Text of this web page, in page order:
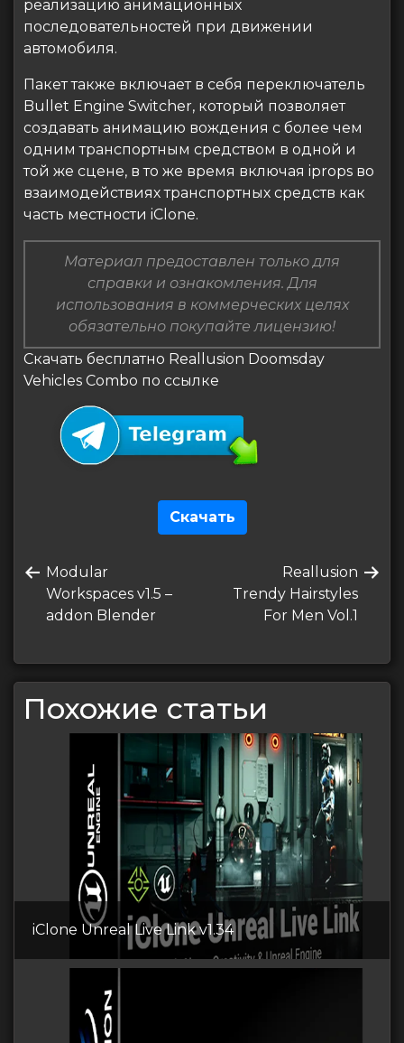
реализацию анимационных
последовательностей при движении
автомобиля.
Пакет также включает в себя переключатель
Bullet Engine Switcher, который позволяет
создавать анимацию вождения с более чем
одним транспортным средством в одной и
той же сцене, в то же время включая iprops во
взаимодействиях транспортных средств как
часть местности iClone.
Материал предоставлен только для
справки и ознакомления. Для
использования в коммерческих целях
обязательно покупайте лицензию!
Скачать бесплатно Reallusion Doomsday
Vehicles Combo по ссылке
Скачать
по
записям
Предыдущая
запись
Modular
Workspaces v1.5 –
addon Blender
Следующая
запись
Reallusion
Trendy Hairstyles
For Men Vol.1
Похожие статьи
iClone Unreal Live Link v1.34